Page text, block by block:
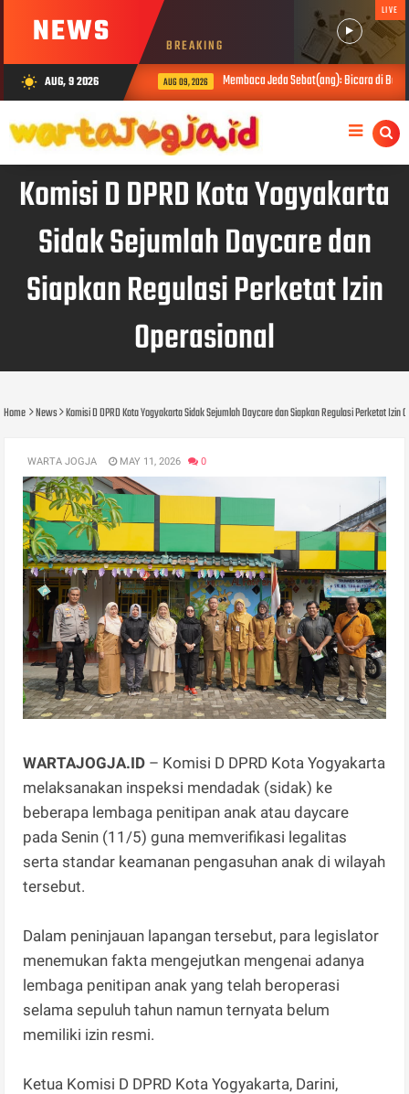
NEWS BREAKING
LIVE
wb_sunny AUG, 9 2026 AUG 09, 2026 Membaca Jeda Sebat(ang): Bicara di
Komisi D DPRD Kota Yogyakarta
Sidak Sejumlah Daycare dan
Siapkan Regulasi Perketat Izin
Operasional
Home News Komisi D DPRD Kota Yogyakarta Sidak Sejumlah Daycare dan Siapkan Regulasi Perketat Izin
WARTA JOGJA MAY 11, 2026 0
WARTAJOGJA.ID – Komisi D DPRD Kota Yogyakarta
melaksanakan inspeksi mendadak (sidak) ke
beberapa lembaga penitipan anak atau daycare
pada Senin (11/5) guna memverifikasi legalitas
serta standar keamanan pengasuhan anak di wilayah
tersebut.
Dalam peninjauan lapangan tersebut, para legislator
menemukan fakta mengejutkan mengenai adanya
lembaga penitipan anak yang telah beroperasi
selama sepuluh tahun namun ternyata belum
memiliki izin resmi.
Ketua Komisi D DPRD Kota Yogyakarta, Darini,